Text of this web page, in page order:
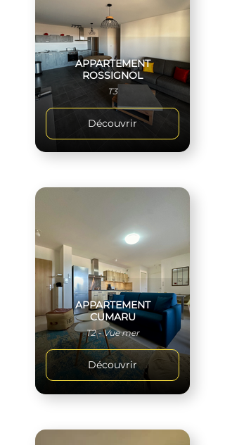
APPARTEMENT
ROSSIGNOL
T3
Découvrir
APPARTEMENT
CUMARU
T2 - Vue mer
Découvrir